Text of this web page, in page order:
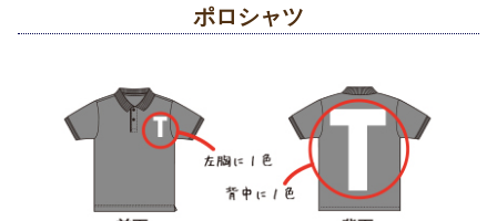
ポロシャツ